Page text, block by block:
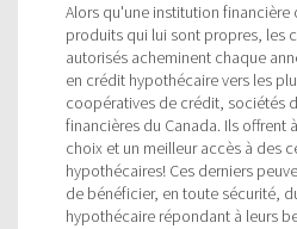
Alors qu'une institution financière
produits qui lui sont propres, les
autorisés acheminent chaque
en crédit hypothécaire vers les
coopératives de crédit, sociétés
financières du Canada. Ils offrent
choix et un meilleur accès à des
hypothécaires! Ces derniers
de bénéficier, en toute sécurité,
hypothécaire répondant à leurs